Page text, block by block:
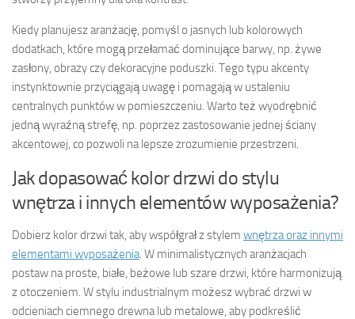
Kiedy planujesz aranżację, pomyśl o jasnych lub kolorowych
dodatkach, które mogą przełamać dominujące barwy, np. żywe
zasłony, obrazy czy dekoracyjne poduszki. Tego typu akcenty
instynktownie przyciągają uwagę i pomagają w ustaleniu
centralnych punktów w pomieszczeniu. Warto też wyodrębnić
jedną wyraźną strefę, np. poprzez zastosowanie jednej ściany
akcentowej, co pozwoli na lepsze zrozumienie przestrzeni.
Jak dopasować kolor drzwi do stylu
wnętrza i innych elementów wyposażenia?
Dobierz kolor drzwi tak, aby współgrał z stylem wnętrza oraz innymi
elementami wyposażenia . W minimalistycznych aranżacjach
postaw na proste, białe, beżowe lub szare drzwi, które harmonizują
z otoczeniem. W stylu industrialnym możesz wybrać drzwi w
odcieniach ciemnego drewna lub metalowe, aby podkreślić